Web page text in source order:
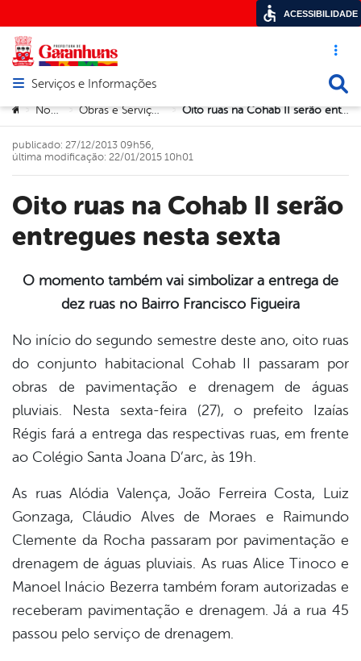
Acesso
Abrir menu principal de navegação
Serviços e Informações
Você está aqui:
> Notícias > Obras e Serviços Públicos > Oito ruas na Cohab II serão entregues nesta sexta
Oito ruas na Cohab II serão
entregues nesta sexta
publicado: 27/12/2013 09h56,
última modificação: 22/01/2015 10h01
O momento também vai simbolizar a entrega de
dez ruas no Bairro Francisco Figueira
No início do segundo semestre deste ano, oito ruas
do conjunto habitacional Cohab II passaram por
obras de pavimentação e drenagem de águas
pluviais. Nesta sexta-feira (27), o prefeito Izaías
Régis fará a entrega das respectivas ruas, em frente
ao Colégio Santa Joana D’arc, às 19h.
As ruas Alódia Valença, João Ferreira Costa, Luiz
Gonzaga, Cláudio Alves de Moraes e Raimundo
Clemente da Rocha passaram por pavimentação e
drenagem de águas pluviais. As ruas Alice Tinoco e
Manoel Inácio Bezerra também foram autorizadas e
receberam pavimentação e drenagem. Já a rua 45
passou pelo serviço de drenagem.
ACESSIBILIDADE